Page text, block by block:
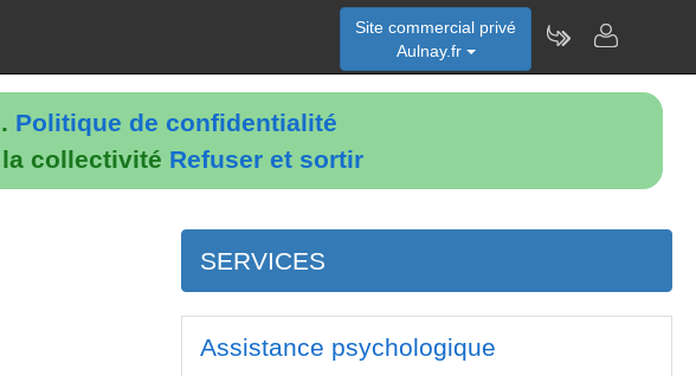
Politique de confidentialité
collectivité Refuser et sortir
Site commercial privé
Aulnay.fr
SERVICES
Assistance psychologique